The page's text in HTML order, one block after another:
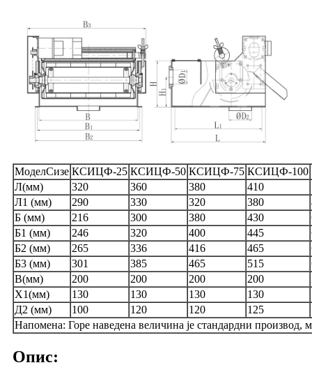
МоделСизе КСИЦФ-25 КСИЦФ-50 КСИЦФ-75 КСИЦФ-100
Л(мм)
320 360 380 410
Л1 (мм)
290 330 320 380
Б (мм)
216 300 380 430
Б1 (мм)
246 320 400 445
Б2 (мм)
265 336 416 465
Б3 (мм)
301 385 465 515
В(мм)
200 200 200 200
Х1(мм)
130 130 130 130
Д2 (мм)
100 120 120 125
Напомена: Горе наведена величина је стандардни производ,
Опис: